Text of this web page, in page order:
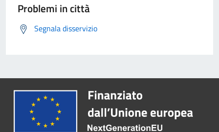
Problemi in città
Segnala disservizio